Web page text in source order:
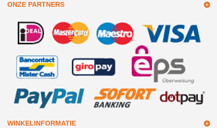
ONZE PARTNERS
WINKELINFORMATIE